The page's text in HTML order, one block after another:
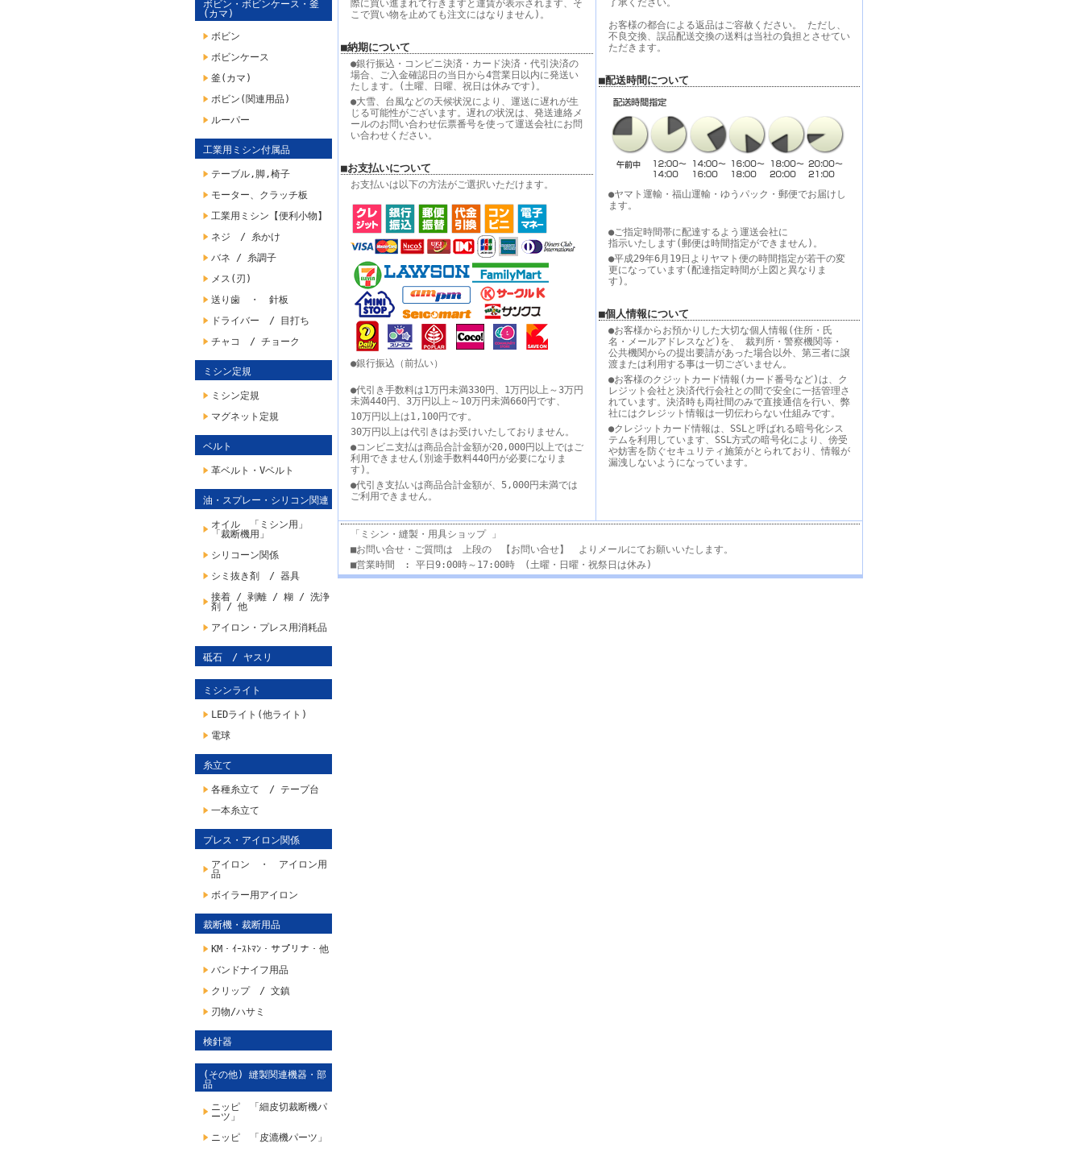
ボビン・ボビンケース・釜
(カマ)
ボビン
ボビンケース
釜(カマ)
ボビン(関連用品)
ルーパー
工業用ミシン付属品
テーブル,脚,椅子
モーター、クラッチ板
工業用ミシン【便利小物】
ネジ / 糸かけ
バネ / 糸調子
メス(刃)
送り歯 ・ 針板
ドライバー / 目打ち
チャコ / チョーク
ミシン定規
ミシン定規
マグネット定規
ベルト
革ベルト・Vベルト
油・スプレー・シリコン関連
オイル 「ミシン用」
「裁断機用」
シリコーン関係
シミ抜き剤 / 器具
接着 / 剥離 / 糊 / 洗浄
剤 / 他
アイロン・プレス用消耗品
砥石 / ヤスリ
ミシンライト
LEDライト(他ライト)
電球
糸立て
各種糸立て / テープ台
一本糸立て
プレス・アイロン関係
アイロン ・ アイロン用
品
ボイラー用アイロン
裁断機・裁断用品
KM・ｲｰｽﾄﾏﾝ・サプリナ・他
バンドナイフ用品
クリップ / 文鎮
刃物/ハサミ
検針器
(その他) 縫製関連機器・部
品
ニッピ 「細皮切裁断機パ
ーツ」
ニッピ 「皮漉機パーツ」
際に買い進まれて行きますと運賃が表示されます、そ
こで買い物を止めても注文にはなりません)。
■納期について
●銀行振込・コンビニ決済・カード決済・代引決済の
場合、ご入金確認日の当日から4営業日以内に発送い
たします。(土曜、日曜、祝日は休みです)。
●大雪、台風などの天候状況により、運送に遅れが生
じる可能性がございます。遅れの状況は、発送連絡メ
ールのお問い合わせ伝票番号を使って運送会社にお問
い合わせください。
■お支払いについて
お支払いは以下の方法がご選択いただけます。
●銀行振込（前払い）
●代引き手数料は1万円未満330円、1万円以上～3万円
未満440円、3万円以上～10万円未満660円です、
10万円以上は1,100円です。
30万円以上は代引きはお受けいたしておりません。
●コンビニ支払は商品合計金額が20,000円以上ではご
利用できません(別途手数料440円が必要になりま
す)。
●代引き支払いは商品合計金額が、5,000円未満では
ご利用できません。
了承ください。
お客様の都合による返品はご容赦ください。 ただし、
不良交換、誤品配送交換の送料は当社の負担とさせてい
ただきます。
■配送時間について
●ヤマト運輸・福山運輸・ゆうパック・郵便でお届けし
ます。
●ご指定時間帯に配達するよう運送会社に
指示いたします(郵便は時間指定ができません)。
●平成29年6月19日よりヤマト便の時間指定が若干の変
更になっています(配達指定時間が上図と異なりま
す)。
■個人情報について
●お客様からお預かりした大切な個人情報(住所・氏
名・メールアドレスなど)を、 裁判所・警察機関等・
公共機関からの提出要請があった場合以外、第三者に譲
渡または利用する事は一切ございません。
●お客様のクジットカード情報(カード番号など)は、ク
レジット会社と決済代行会社との間で安全に一括管理さ
れています。決済時も両社間のみで直接通信を行い、弊
社にはクレジット情報は一切伝わらない仕組みです。
●クレジットカード情報は、SSLと呼ばれる暗号化シス
テムを利用しています、SSL方式の暗号化により、傍受
や妨害を防ぐセキュリティ施策がとられており、情報が
漏洩しないようになっています。
「ミシン・縫製・用具ショップ 」
■お問い合せ・ご質問は 上段の 【お問い合せ】 よりメールにてお願いいたします。
■営業時間 : 平日9:00時～17:00時 (土曜・日曜・祝祭日は休み)